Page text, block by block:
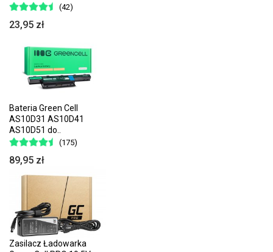
(42)
23,95 zł
Bateria Green Cell
AS10D31 AS10D41
AS10D51 do..
(175)
89,95 zł
Zasilacz Ładowarka